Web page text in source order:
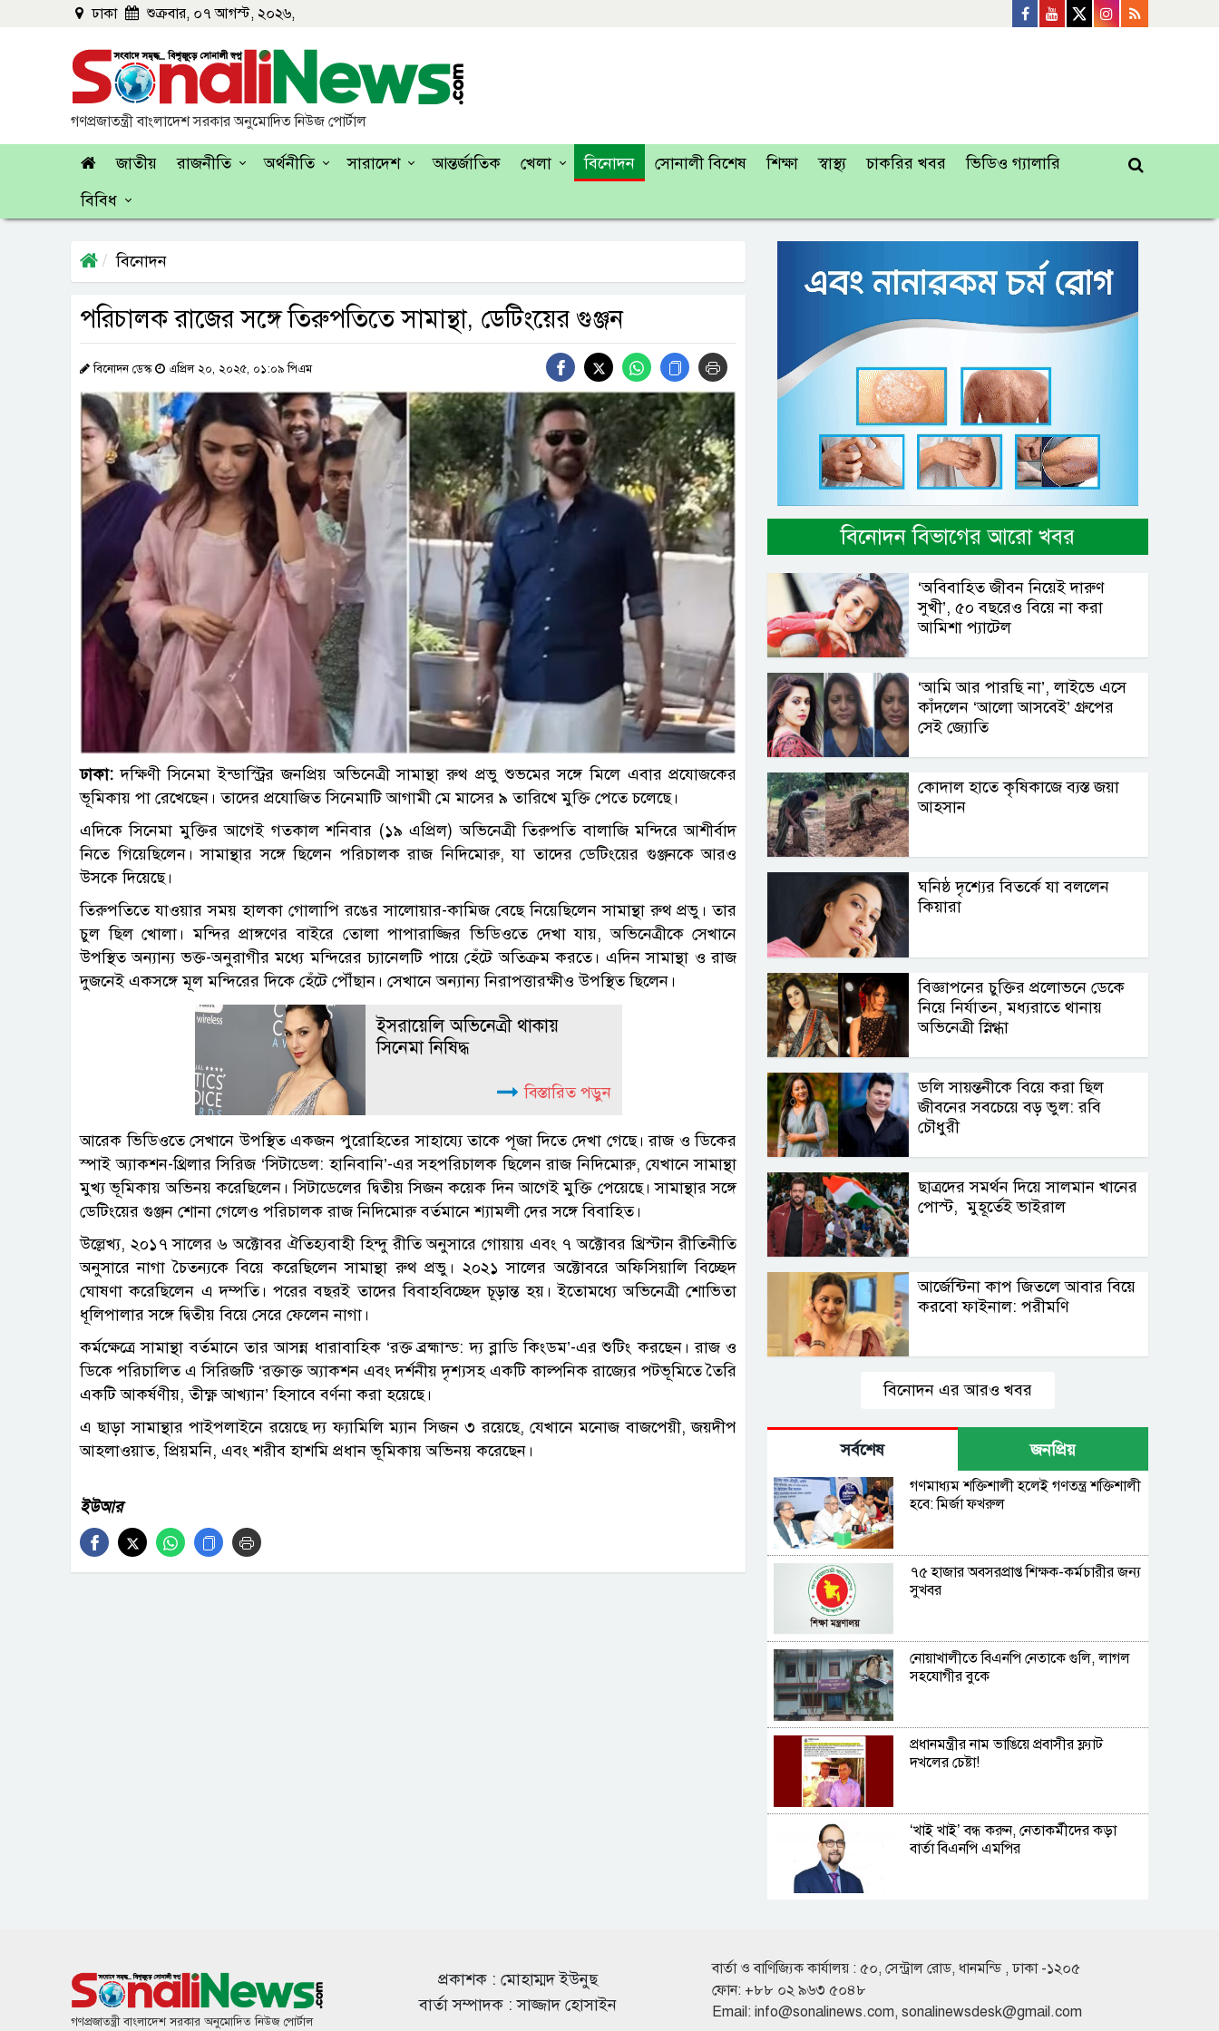
ঢাকা শুক্রবার, ০৭ আগস্ট, ২০২৬,
গণপ্রজাতন্ত্রী বাংলাদেশ সরকার অনুমোদিত নিউজ পোর্টাল
জাতীয় রাজনীতি অর্থনীতি সারাদেশ আন্তর্জাতিক খেলা বিনোদন সোনালী বিশেষ শিক্ষা স্বাস্থ্য চাকরির খবর
ভিডিও গ্যালারি
বিবিধ
বিনোদন
পরিচালক রাজের সঙ্গে তিরুপতিতে সামান্থা, ডেটিংয়ের গুঞ্জন
বিনোদন ডেস্ক এপ্রিল ২০, ২০২৫, ০১:০৯ পিএম
ঢাকা: দক্ষিণী সিনেমা ইন্ডাস্ট্রির জনপ্রিয় অভিনেত্রী সামান্থা রুথ প্রভু শুভমের সঙ্গে মিলে এবার প্রযোজকের
ভূমিকায় পা রেখেছেন। তাদের প্রযোজিত সিনেমাটি আগামী মে মাসের ৯ তারিখে মুক্তি পেতে চলেছে।
এদিকে সিনেমা মুক্তির আগেই গতকাল শনিবার (১৯ এপ্রিল) অভিনেত্রী তিরুপতি বালাজি মন্দিরে আশীর্বাদ
নিতে গিয়েছিলেন। সামান্থার সঙ্গে ছিলেন পরিচালক রাজ নিদিমোরু, যা তাদের ডেটিংয়ের গুঞ্জনকে আরও
উসকে দিয়েছে।
তিরুপতিতে যাওয়ার সময় হালকা গোলাপি রঙের সালোয়ার-কামিজ বেছে নিয়েছিলেন সামান্থা রুথ প্রভু। তার
চুল ছিল খোলা। মন্দির প্রাঙ্গণের বাইরে তোলা পাপারাজ্জির ভিডিওতে দেখা যায়, অভিনেত্রীকে সেখানে
উপস্থিত অন্যান্য ভক্ত-অনুরাগীর মধ্যে মন্দিরের চ্যানেলটি পায়ে হেঁটে অতিক্রম করতে। এদিন সামান্থা ও রাজ
দুজনেই একসঙ্গে মূল মন্দিরের দিকে হেঁটে পৌঁছান। সেখানে অন্যান্য নিরাপত্তারক্ষীও উপস্থিত ছিলেন।
ইসরায়েলি অভিনেত্রী থাকায়
সিনেমা নিষিদ্ধ
বিস্তারিত পড়ুন
আরেক ভিডিওতে সেখানে উপস্থিত একজন পুরোহিতের সাহায্যে তাকে পূজা দিতে দেখা গেছে। রাজ ও ডিকের
স্পাই অ্যাকশন-থ্রিলার সিরিজ ‘সিটাডেল: হানিবানি’-এর সহপরিচালক ছিলেন রাজ নিদিমোরু, যেখানে সামান্থা
মুখ্য ভূমিকায় অভিনয় করেছিলেন। সিটাডেলের দ্বিতীয় সিজন কয়েক দিন আগেই মুক্তি পেয়েছে। সামান্থার সঙ্গে
ডেটিংয়ের গুঞ্জন শোনা গেলেও পরিচালক রাজ নিদিমোরু বর্তমানে শ্যামলী দের সঙ্গে বিবাহিত।
উল্লেখ্য, ২০১৭ সালের ৬ অক্টোবর ঐতিহ্যবাহী হিন্দু রীতি অনুসারে গোয়ায় এবং ৭ অক্টোবর খ্রিস্টান রীতিনীতি
অনুসারে নাগা চৈতন্যকে বিয়ে করেছিলেন সামান্থা রুথ প্রভু। ২০২১ সালের অক্টোবরে অফিসিয়ালি বিচ্ছেদ
ঘোষণা করেছিলেন এ দম্পতি। পরের বছরই তাদের বিবাহবিচ্ছেদ চূড়ান্ত হয়। ইতোমধ্যে অভিনেত্রী শোভিতা
ধূলিপালার সঙ্গে দ্বিতীয় বিয়ে সেরে ফেলেন নাগা।
কর্মক্ষেত্রে সামান্থা বর্তমানে তার আসন্ন ধারাবাহিক ‘রক্ত ব্রহ্মান্ড: দ্য ব্লাডি কিংডম’-এর শুটিং করছেন। রাজ ও
ডিকে পরিচালিত এ সিরিজটি ‘রক্তাক্ত অ্যাকশন এবং দর্শনীয় দৃশ্যসহ একটি কাল্পনিক রাজ্যের পটভূমিতে তৈরি
একটি আকর্ষণীয়, তীক্ষ্ণ আখ্যান’ হিসাবে বর্ণনা করা হয়েছে।
এ ছাড়া সামান্থার পাইপলাইনে রয়েছে দ্য ফ্যামিলি ম্যান সিজন ৩ রয়েছে, যেখানে মনোজ বাজপেয়ী, জয়দীপ
আহলাওয়াত, প্রিয়মনি, এবং শরীব হাশমি প্রধান ভূমিকায় অভিনয় করেছেন।
ইউআর
বিনোদন বিভাগের আরো খবর
‘অবিবাহিত জীবন নিয়েই দারুণ
সুখী’, ৫০ বছরেও বিয়ে না করা
আমিশা প্যাটেল
‘আমি আর পারছি না’, লাইভে এসে
কাঁদলেন ‘আলো আসবেই’ গ্রুপের
সেই জ্যোতি
কোদাল হাতে কৃষিকাজে ব্যস্ত জয়া
আহসান
ঘনিষ্ঠ দৃশ্যের বিতর্কে যা বললেন
কিয়ারা
বিজ্ঞাপনের চুক্তির প্রলোভনে ডেকে
নিয়ে নির্যাতন, মধ্যরাতে থানায়
অভিনেত্রী স্নিগ্ধা
ডলি সায়ন্তনীকে বিয়ে করা ছিল
জীবনের সবচেয়ে বড় ভুল: রবি
চৌধুরী
ছাত্রদের সমর্থন দিয়ে সালমান খানের
পোস্ট, মুহূর্তেই ভাইরাল
আর্জেন্টিনা কাপ জিতলে আবার বিয়ে
করবো ফাইনাল: পরীমণি
বিনোদন এর আরও খবর
সর্বশেষ জনপ্রিয়
গণমাধ্যম শক্তিশালী হলেই গণতন্ত্র শক্তিশালী
হবে: মির্জা ফখরুল
৭৫ হাজার অবসরপ্রাপ্ত শিক্ষক-কর্মচারীর জন্য
সুখবর
নোয়াখালীতে বিএনপি নেতাকে গুলি, লাগল
সহযোগীর বুকে
প্রধানমন্ত্রীর নাম ভাঙিয়ে প্রবাসীর ফ্ল্যাট
দখলের চেষ্টা!
‘খাই খাই’ বন্ধ করুন, নেতাকর্মীদের কড়া
বার্তা বিএনপি এমপির
নির্মোহভাবে মাদক কারবারিদের তালিকা
প্রস্তুত করা হবে: স্বরাষ্ট্রমন্ত্রী
গণপ্রজাতন্ত্রী বাংলাদেশ সরকার অনুমোদিত নিউজ পোর্টাল
প্রকাশক : মোহাম্মদ ইউনুছ
বার্তা সম্পাদক : সাজ্জাদ হোসাইন
বার্তা ও বাণিজ্যিক কার্যালয় : ৫০, সেন্ট্রাল রোড, ধানমন্ডি , ঢাকা -১২০৫
ফোন: +৮৮ ০২ ৯৬৩ ৫০৪৮
Email: info@sonalinews.com, sonalinewsdesk@gmail.com